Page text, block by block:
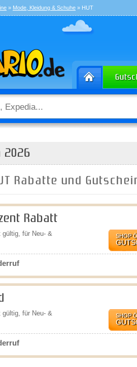
» Mode, Kleidung & Schuhe » HUT
2026
Rabatte und
Rabatt
gültig, für Neu- &
SHOP
gültig, für Neu- &
SHOP